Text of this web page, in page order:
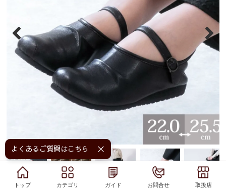
トップ カテゴリ ガイド お問合せ 取扱店
トップ カテゴリ ガイド お問合せ 取扱店
よくあるご質問はこちら！